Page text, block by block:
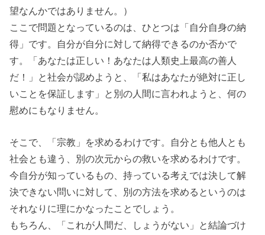
望なんかではありません。）
ここで問題となっているのは、 ひとつは「自分自身の納
得」 です。自分が自分に対して納得できるのか否かで
す。「あなたは正しい！あなたは人類史上最高の善人
だ！」と社会が認めようと、「私はあなたが絶対に正し
いことを保証します」と別の人間に言われようと、何の
慰めにもなりません。
そこで、「宗教」を求めるわけです。自分とも他人とも
社会とも違う、別の次元からの救いを求めるわけです。
今自分が知っているもの、持っている考えでは決して解
決できない問いに対して、別の方法を求めるというのは
それなりに理にかなったことでしょう。
もちろん、「これが人間だ、しょうがない」と結論づけ